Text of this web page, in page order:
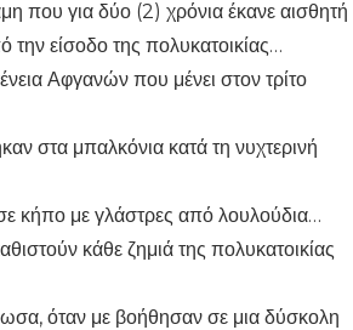
που για δύο (2) χρόνια έκανε αισθητή
είσοδο της πολυκατοικίας…
Αφγανών που μένει στον τρίτο
στα μπαλκόνια κατά τη νυχτερινή
κήπο με γλάστρες από λουλούδια…
κάθε ζημιά της πολυκατοικίας
όταν με βοήθησαν σε μια δύσκολη